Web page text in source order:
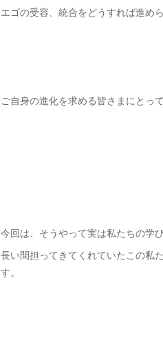
エゴの受容、統合をどうすれば進めら
ご自身の進化を求める皆さまにとっ
今回は、そうやって実は私たちの学
長い間担ってきてくれていたこの私
す。